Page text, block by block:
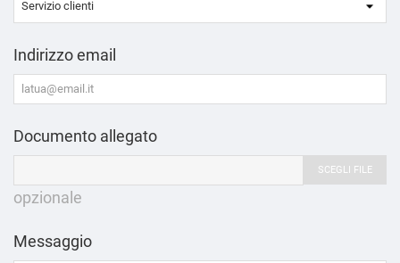
Indirizzo email
Documento allegato
SCEGLI FILE
opzionale
Messaggio